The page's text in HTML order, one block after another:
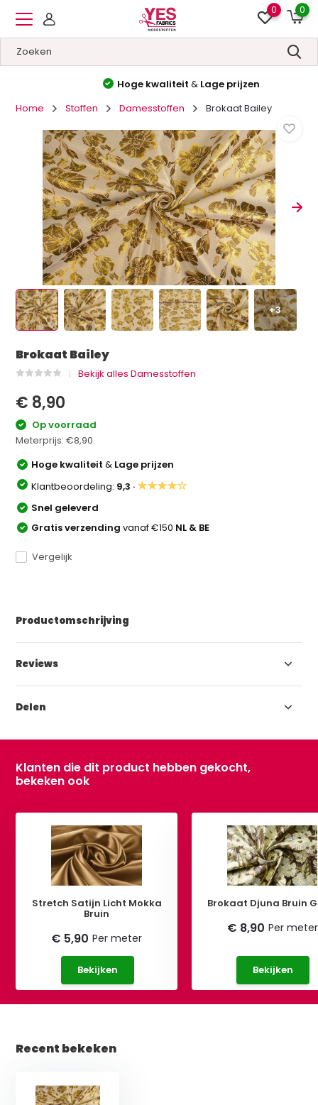
0 0
Hoge kwaliteit&Lage prijzen
Home
Stoffen Damesstoffen Brokaat Bailey
+3
Brokaat Bailey
Bekijk alles Damesstoffen
€ 8,90
Op voorraad
Meterprijs:€8,90
Hoge kwaliteit& Lage prijzen
Klantbeoordeling: 9,3 ·★★★★☆
Snel geleverd
Gratis verzendingvanaf €150 NL & BE
Vergelijk
Productomschrijving
Reviews
Delen
Klanten die dit product hebben gekocht,
bekeken ook
Stretch Satijn Licht Mokka
Bruin
€ 5,90 Per meter
Bekijken
Brokaat Djuna
€ 8,90 Per meter
Bekijken
Recent bekeken